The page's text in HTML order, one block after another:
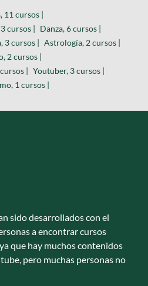
11 cursos |
cursos | Danza, 6 cursos |
3 cursos | Astrología, 2 cursos |
2 cursos |
| Youtuber, 3 cursos |
1 cursos |
sido desarrollados con el
a encontrar cursos
que hay muchos contenidos
pero muchas personas no